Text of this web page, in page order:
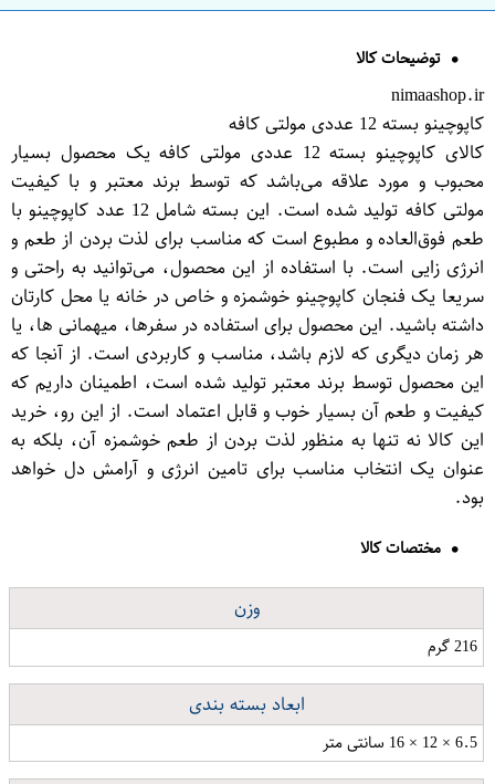
توضیحات کالا
nimaashop.ir
کاپوچینو بسته 12 عددی مولتی کافه
کالای کاپوچینو بسته 12 عددی مولتی کافه یک محصول بسیار
محبوب و مورد علاقه می‌باشد که توسط برند معتبر و با کیفیت
مولتی کافه تولید شده است. این بسته شامل 12 عدد کاپوچینو با
طعم فوق‌العاده و مطبوع است که مناسب برای لذت بردن از طعم و
انرژی زایی است. با استفاده از این محصول، می‌توانید به راحتی و
سریعا یک فنجان کاپوچینو خوشمزه و خاص در خانه یا محل کارتان
داشته باشید. این محصول برای استفاده در سفرها، میهمانی ها، یا
هر زمان دیگری که لازم باشد، مناسب و کاربردی است. از آنجا که
این محصول توسط برند معتبر تولید شده است، اطمینان داریم که
کیفیت و طعم آن بسیار خوب و قابل اعتماد است. از این رو، خرید
این کالا نه تنها به منظور لذت بردن از طعم خوشمزه آن، بلکه به
عنوان یک انتخاب مناسب برای تامین انرژی و آرامش دل خواهد
بود.
مختصات کالا
وزن
216 گرم
ابعاد بسته بندی
6.5 × 12 × 16 سانتی متر